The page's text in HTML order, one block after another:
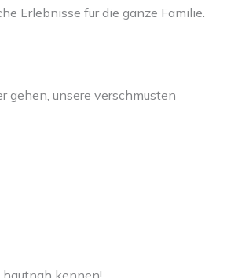
Erlebnisse für die ganze Familie.
gehen, unsere verschmusten